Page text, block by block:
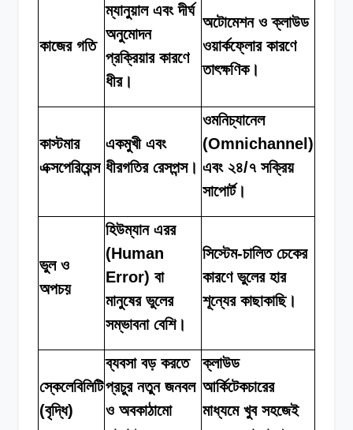
কাজের গতি
ম্যানুয়াল এবং দীর্ঘ
অনুমোদন
প্রক্রিয়ার কারণে
ধীর।
অটোমেশন ও ক্লাউড
ওয়ার্কফ্লোর কারণে
তাৎক্ষণিক।
কাস্টমার
এক্সপেরিয়েন্স
একমুখী এবং
ধীরগতির রেসপন্স।
ওমনিচ্যানেল
(Omnichannel)
এবং ২৪/৭ সক্রিয়
সাপোর্ট।
ভুল ও
অপচয়
হিউম্যান এরর
(Human
Error) বা
মানুষের ভুলের
সম্ভাবনা বেশি।
সিস্টেম-চালিত চেকের
কারণে ভুলের হার
শূন্যের কাছাকাছি।
স্কেলেবিলিটি
(বৃদ্ধি)
ব্যবসা বড় করতে
প্রচুর নতুন জনবল
ও অবকাঠামো
ক্লাউড
আর্কিটেকচারের
মাধ্যমে খুব সহজেই